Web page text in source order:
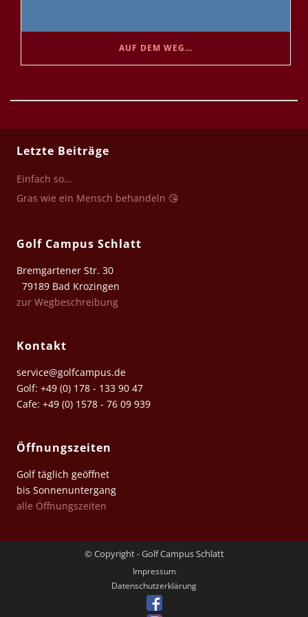
AUF DEM WEG…
Letzte Beiträge
Einfach so…
Gras wie ein Mensch behandeln 😘
Golf Campus Schlatt
Bremgartener Str. 30
79189 Bad Krozingen
zur Wegbeschreibung
Kontakt
service@golfcampus.de
Golf: +49 (0) 178 - 133 90 47
Cafe: +49 (0) 1578 - 76 09 939
Öffnungszeiten
Golf täglich geöffnet
bis Sonnenuntergang
alle Öffnungszeiten
© Copyright - Golf Campus Schlatt
Impressum
Datenschutz­erklärung